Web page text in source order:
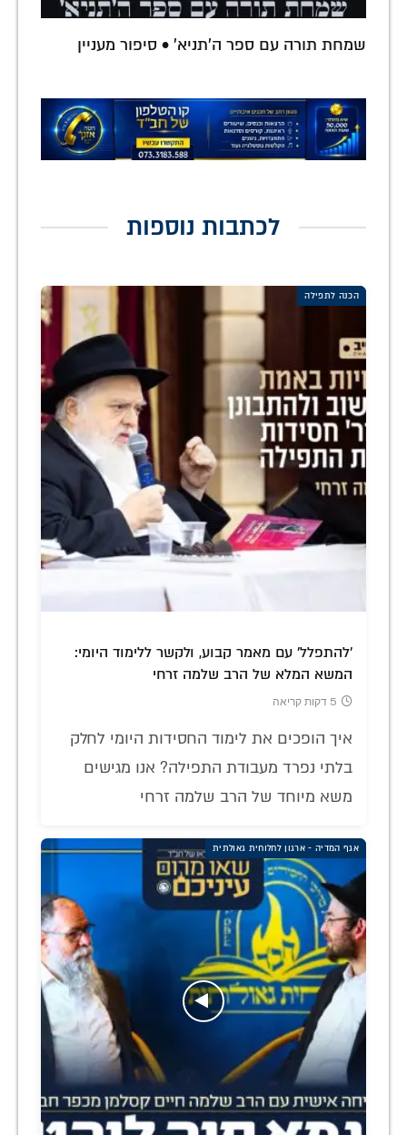
שמחת תורה עם ספר ה'תניא' • סיפור מעניין
לכתבות נוספות
הכנה לתפילה
'להתפלל' עם מאמר קבוע, ולקשר ללימוד היומי:
המשא המלא של הרב שלמה זרחי
5 דקות קריאה
איך הופכים את לימוד החסידות היומי לחלק
בלתי נפרד מעבודת התפילה? אנו מגישים
משא מיוחד של הרב שלמה זרחי
אגף המדיה - ארגון לחלוחית גאולתית